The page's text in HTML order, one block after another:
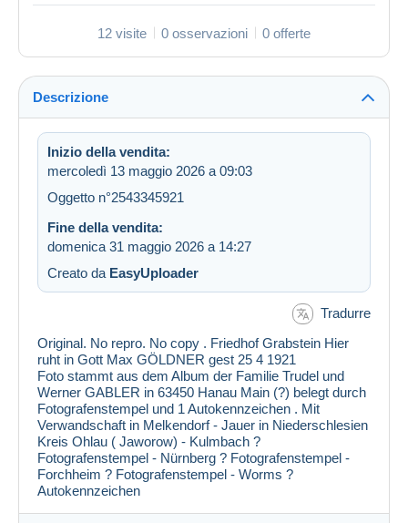
12 visite 0 osservazioni 0 offerte
Descrizione
Inizio della vendita:
mercoledì 13 maggio 2026 a 09:03
Oggetto n°2543345921
Fine della vendita:
domenica 31 maggio 2026 a 14:27
Creato da EasyUploader
Tradurre
Original. No repro. No copy . Friedhof Grabstein Hier
ruht in Gott Max GÖLDNER gest 25 4 1921
Foto stammt aus dem Album der Familie Trudel und
Werner GABLER in 63450 Hanau Main (?) belegt durch
Fotografenstempel und 1 Autokennzeichen . Mit
Verwandschaft in Melkendorf - Jauer in Niederschlesien
Kreis Ohlau ( Jaworow) - Kulmbach ?
Fotografenstempel - Nürnberg ? Fotografenstempel -
Forchheim ? Fotografenstempel - Worms ?
Autokennzeichen